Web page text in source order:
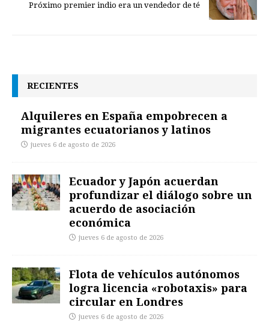
Próximo premier indio era un vendedor de té
RECIENTES
Alquileres en España empobrecen a
migrantes ecuatorianos y latinos
jueves 6 de agosto de 2026
Ecuador y Japón acuerdan
profundizar el diálogo sobre un
acuerdo de asociación
económica
jueves 6 de agosto de 2026
Flota de vehículos autónomos
logra licencia «robotaxis» para
circular en Londres
jueves 6 de agosto de 2026